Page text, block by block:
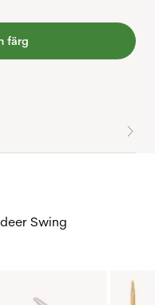
färg
Swing